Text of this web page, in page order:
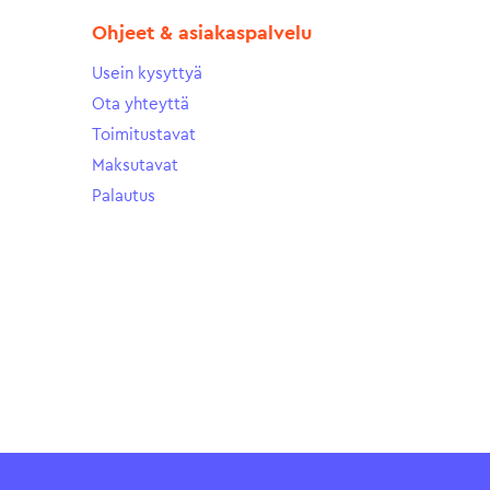
Ohjeet & asiakaspalvelu
Usein kysyttyä
Ota yhteyttä
Toimitustavat
Maksutavat
Palautus